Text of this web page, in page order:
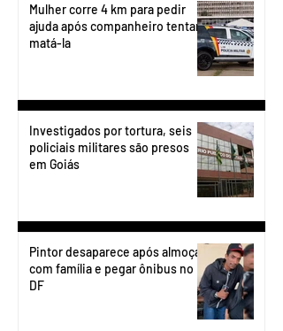
Mulher corre 4 km para pedir
ajuda após companheiro tentar
matá-la
Investigados por tortura, seis
policiais militares são presos
em Goiás
Pintor desaparece após almoçar
com família e pegar ônibus no
DF